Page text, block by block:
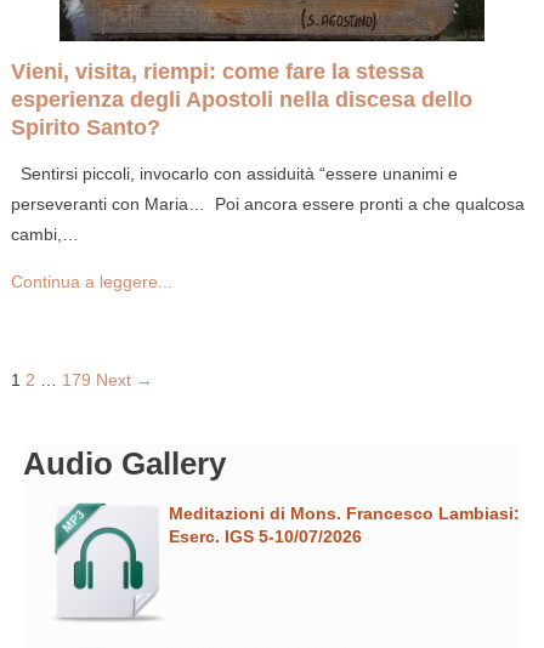
Vieni, visita, riempi: come fare la stessa
esperienza degli Apostoli nella discesa dello
Spirito Santo?
Sentirsi piccoli, invocarlo con assiduità “essere unanimi e
perseveranti con Maria… Poi ancora essere pronti a che qualcosa
cambi,…
Continua a leggere...
1 2 … 179 Next →
Audio Gallery
Meditazioni di Mons. Francesco Lambiasi:
Eserc. IGS 5-10/07/2026